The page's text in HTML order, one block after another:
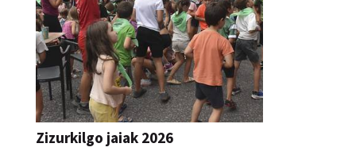
Zizurkilgo jaiak 2026